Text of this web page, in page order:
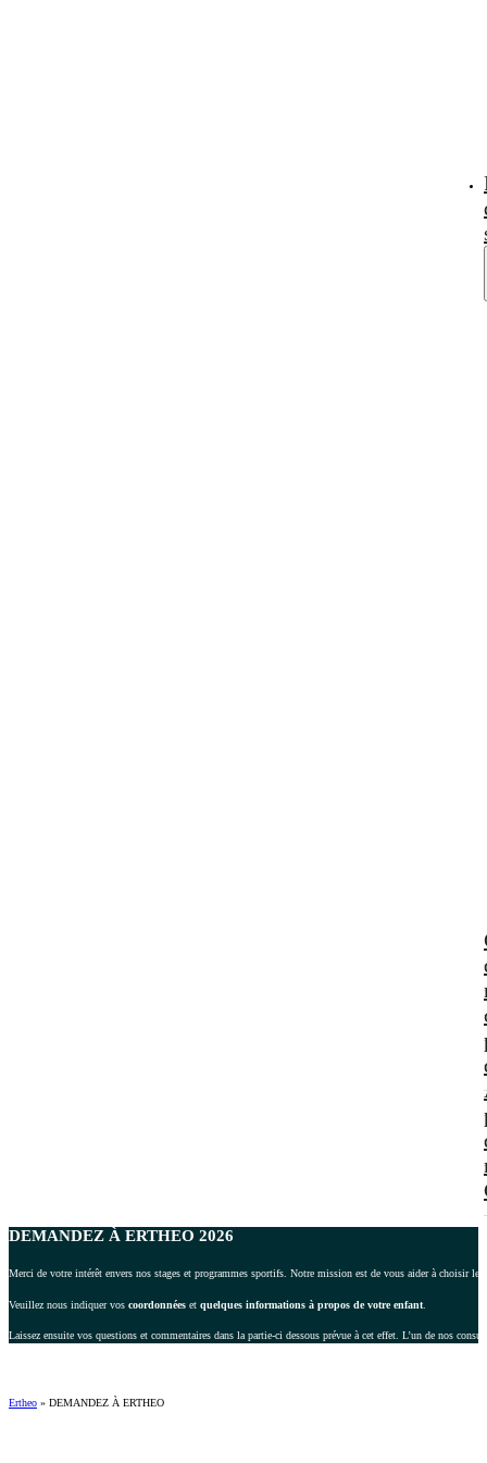
DEMANDEZ À ERTHEO 2026
Merci de votre intérêt envers nos stages et programmes sportifs. Notre mission est de vous aider à choisir
Veuillez nous indiquer vos coordonnées et quelques informations à propos de votre enfant
Laissez ensuite vos questions et commentaires dans la partie-ci dessous prévue à cet effet. L’un de nos
Ertheo » DEMANDEZ À ERTHEO